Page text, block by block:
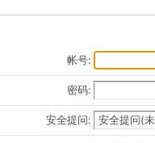
帐号:
密码:
安全提问: